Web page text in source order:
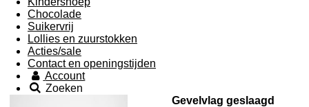
Chocolade
Suikervrij
Lollies en zuurstokken
Acties/sale
Contact en openingstijden
Account
Zoeken
Gevelvlag geslaagd